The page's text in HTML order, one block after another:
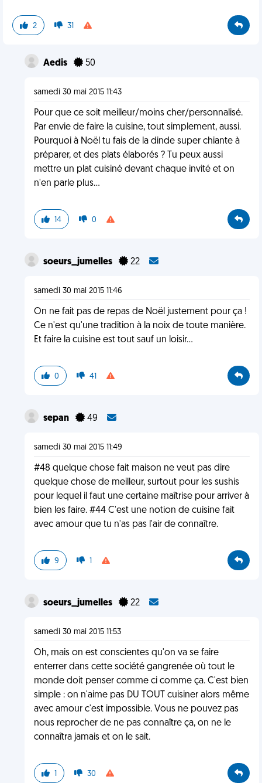
2 31
Aedis 50
samedi 30 mai 2015 11:43
Pour que ce soit meilleur/moins cher/personnalisé.
Par envie de faire la cuisine, tout simplement, aussi.
Pourquoi à Noël tu fais de la dinde super chiante à
préparer, et des plats élaborés ? Tu peux aussi
mettre un plat cuisiné devant chaque invité et on
n'en parle plus...
14 0
soeurs_jumelles 22
samedi 30 mai 2015 11:46
On ne fait pas de repas de Noël justement pour ça !
Ce n'est qu'une tradition à la noix de toute manière.
Et faire la cuisine est tout sauf un loisir...
0 41
sepan 49
samedi 30 mai 2015 11:49
#48 quelque chose fait maison ne veut pas dire
quelque chose de meilleur, surtout pour les sushis
pour lequel il faut une certaine maîtrise pour arriver à
bien les faire. #44 C'est une notion de cuisine fait
avec amour que tu n'as pas l'air de connaître.
9 1
soeurs_jumelles 22
samedi 30 mai 2015 11:53
Oh, mais on est conscientes qu'on va se faire
enterrer dans cette société gangrenée où tout le
monde doit penser comme ci comme ça. C'est bien
simple : on n'aime pas DU TOUT cuisiner alors même
avec amour c'est impossible. Vous ne pouvez pas
nous reprocher de ne pas connaître ça, on ne le
connaîtra jamais et on le sait.
1 30